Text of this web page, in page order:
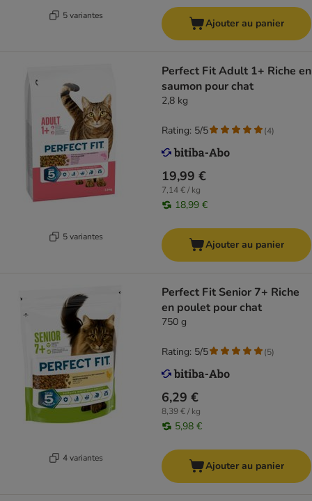
5 variantes
Ajouter au panier
5 variantes
Perfect Fit Adult 1+ Riche en
saumon pour chat
2,8 kg
19,99 €
7,14 € / kg
18,99 €
Rating: 5/5 (4)
Ajouter au panier
4 variantes
Perfect Fit Senior 7+ Riche
en poulet pour chat
750 g
6,29 €
8,39 € / kg
5,98 €
Rating: 5/5 (5)
Ajouter au panier